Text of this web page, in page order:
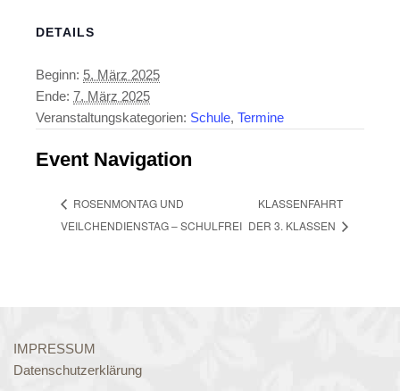
DETAILS
Beginn: 5. März 2025
Ende: 7. März 2025
Veranstaltungskategorien: Schule, Termine
Event Navigation
ROSENMONTAG UND
VEILCHENDIENSTAG – SCHULFREI
KLASSENFAHRT
DER 3. KLASSEN
IMPRESSUM
Datenschutzerklärung